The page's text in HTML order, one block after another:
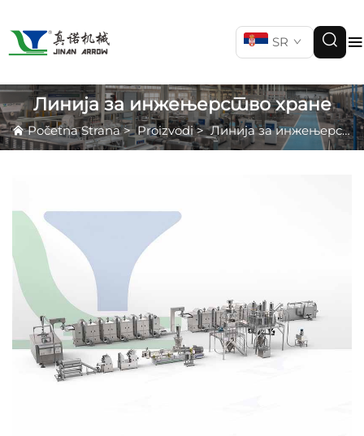
SR
Линија за инжењерство хране
Početna Strana>Proizvodi>Линија за инжењерство хране